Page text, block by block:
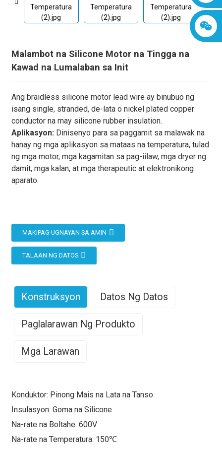
Malambot na Silicone Motor na Tingga na
Kawad na Lumalaban sa Init
Ang braidless silicone motor lead wire ay binubuo ng
isang single, stranded, de-lata o nickel plated copper
conductor na may silicone rubber insulation.
Aplikasyon: Dinisenyo para sa paggamit sa malawak na
hanay ng mga aplikasyon sa mataas na temperatura, tulad
ng mga motor, mga kagamitan sa pag-iilaw, mga dryer ng
damit, mga kalan, at mga therapeutic at elektronikong
aparato.
MAKIPAG-UGNAYAN SA AMIN
TALAAN NG DATOS
Konstruksyon Datos Ng Datos
Paglalarawan Ng Produkto
Mga Larawan
Konduktor: Pinong Mais na Lata na Tanso
Insulasyon: Goma na Silicone
Na-rate na Boltahe: 600V
Na-rate na Temperatura: 150℃
Sukat
AWG
Pag-
stranded
Kapal ng
Insulasyon
OD
18 16/30 0.045
Ang SRML ay nangangahulugang Silicone Rubber Motor
Lead. Ang SRML wire ay isang high-temperature na wire
na maaaring gamitin bilang motor lead wire para sa mga
nito, ang wire na ito ay maaaring i-rate sa 150°C o 200°C,